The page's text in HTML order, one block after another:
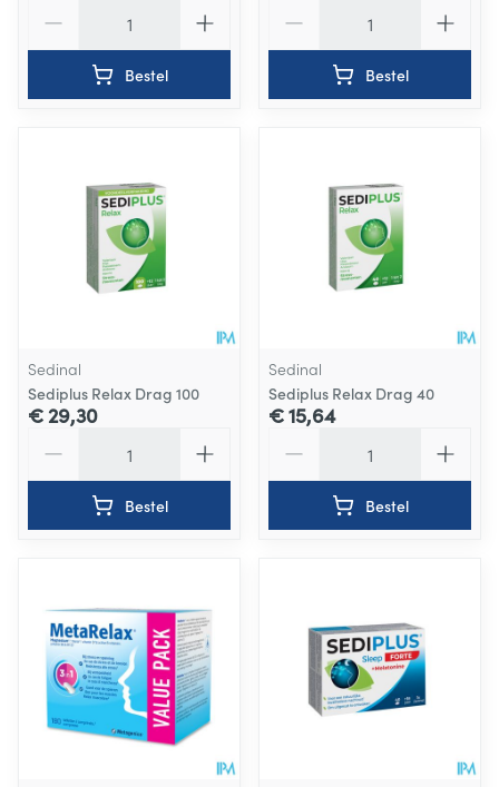
Bestel Bestel
Sedinal
Sediplus Relax Drag 100
€ 29,30
Bestel
Sedinal
Sediplus Relax Drag 40
€ 15,64
Bestel